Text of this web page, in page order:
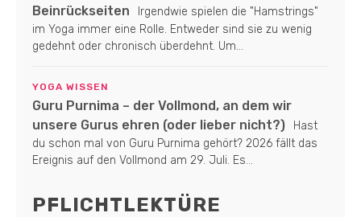
Beinrückseiten
Irgendwie spielen die "Hamstrings"
im Yoga immer eine Rolle. Entweder sind sie zu wenig
gedehnt oder chronisch überdehnt. Um...
YOGA WISSEN
Guru Purnima – der Vollmond, an dem wir
unsere Gurus ehren (oder lieber nicht?)
Hast
du schon mal von Guru Purnima gehört? 2026 fällt das
Ereignis auf den Vollmond am 29. Juli. Es...
PFLICHTLEKTÜRE